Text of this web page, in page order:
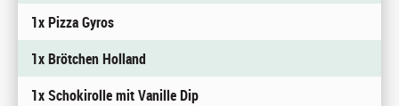
1x Pizza Gyros
1x Brötchen Holland
1x Schokirolle mit Vanille Dip